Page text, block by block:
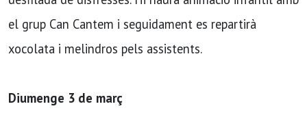
el grup Can Cantem i seguidament es repartirà
xocolata i melindros pels assistents.
Diumenge 3 de març